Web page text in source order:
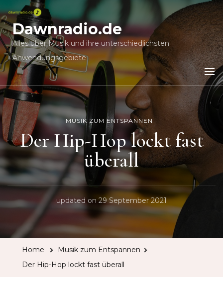
Dawnradio.de
Alles über Musik und ihre unterschiedlichsten
Anwendungsgebiete
MUSIK ZUM ENTSPANNEN
Der Hip-Hop lockt fast
überall
updated on 29 September 2021
Home
Musik zum Entspannen
Der Hip-Hop lockt fast überall